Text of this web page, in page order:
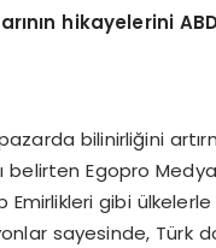
hikayelerini
bilinirliğini
belirten Egopro
Emirlikleri gibi
sayesinde, Türk